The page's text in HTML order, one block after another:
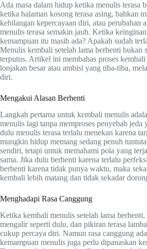
Ada masa dalam hidup ketika menulis terasa
ketika halaman kosong terasa asing, bahkan
kehilangan kepercayaan diri, atau perubahan
menulis terasa semakin jauh. Ketika
kemampuan itu masih ada? Apakah sudah
Menulis kembali setelah lama berhenti
terputus. Artikel ini membahas proses
lonjakan besar atau ambisi yang tiba-tiba,
diri.
Mengakui Alasan Berhenti
Langkah pertama untuk kembali menulis
menulis lagi tanpa memproses penyebab
dulu menulis terasa terlalu menekan karena
mungkin hidup memang sedang penuh
sendiri, tetapi untuk memahami pola yang
sama. Jika dulu berhenti karena terlalu
berhenti karena tidak punya waktu, maka
kembali lebih matang dan tidak sekadar
Menghadapi Rasa Canggung
Ketika kembali menulis setelah lama
mengalir seperti dulu, dan pikiran terasa
cukup percaya diri. Namun rasa canggung
kemampuan menulis juga perlu dipanaskan